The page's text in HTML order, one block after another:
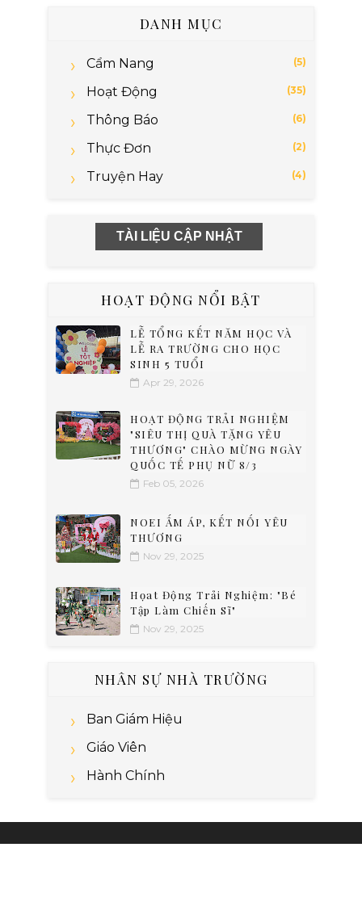
DANH MỤC
Cẩm Nang (5)
Hoạt Động (35)
Thông Báo (6)
Thực Đơn (2)
Truyện Hay (4)
TÀI LIỆU CẬP NHẬT
HOẠT ĐỘNG NỔI BẬT
LỄ TỔNG KẾT NĂM HỌC VÀ
LỄ RA TRƯỜNG CHO HỌC
SINH 5 TUỔI
Apr 29, 2026
HOẠT ĐỘNG TRẢI NGHIỆM
"SIÊU THỊ QUÀ TẶNG YÊU
THƯƠNG" CHÀO MỪNG NGÀY
QUỐC TẾ PHỤ NỮ 8/3
Feb 05, 2026
NOEI ẤM ÁP, KẾT NỐI YÊU
THƯƠNG
Nov 29, 2025
Họat Động Trải Nghiệm: "Bé
Tập Làm Chiến Sĩ"
Nov 29, 2025
NHÂN SỰ NHÀ TRƯỜNG
Ban Giám Hiệu
Giáo Viên
Hành Chính